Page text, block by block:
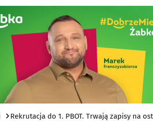
Rekrutacja do 1. PBOT. Trwają zapisy na